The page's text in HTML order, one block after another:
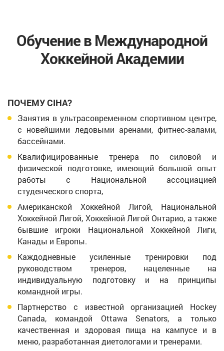
Обучение в Международной
Хоккейной Академии
ПОЧЕМУ CIHА?
Занятия в ультрасовременном спортивном центре,
с новейшими ледовыми аренами, фитнес-залами,
бассейнами.
Квалифицированные тренера по силовой и
физической подготовке, имеющий большой опыт
работы с Национальной ассоциацией
студенческого спорта,
Американской Хоккейной Лигой, Национальной
Хоккейной Лигой, Хоккейной Лигой Онтарио, а также
бывшие игроки Национальной Хоккейной Лиги,
Канады и Европы.
Каждодневные усиленные тренировки под
руководством тренеров, нацеленные на
индивидуальную подготовку и на принципы
командной игры.
Партнерство с известной организацией Hockey
Canada, командой Ottawa Senators, а только
качественная и здоровая пища на кампусе и в
меню, разработанная диетологами и тренерами.